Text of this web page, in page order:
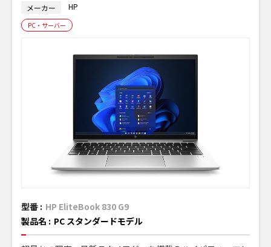
メーカー HP
PC・サーバー
型番 : HP EliteBook 830 G9
製品名 : PC スタンダードモデル